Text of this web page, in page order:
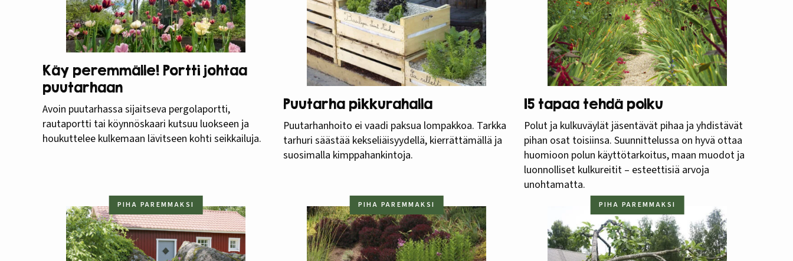
Käy peremmälle! Portti johtaa
puutarhaan
Avoin puutarhassa sijaitseva pergolaportti,
rautaportti tai köynnöskaari kutsuu luokseen ja
houkuttelee kulkemaan lävitseen kohti seikkailuja.
Puutarha pikkurahalla
Puutarhanhoito ei vaadi paksua lompakkoa. Tarkka
tarhuri säästää kekseliäisyydellä, kierrättämällä ja
suosimalla kimppahankintoja.
15 tapaa tehdä polku
Polut ja kulkuväylät jäsentävät pihaa ja yhdistävät
pihan osat toisiinsa. Suunnittelussa on hyvä ottaa
huomioon polun käyttötarkoitus, maan muodot ja
luonnolliset kulkureitit – esteettisiä arvoja
unohtamatta.
PIHA PAREMMAKSI PIHA PAREMMAKSI PIHA PAREMMAKSI